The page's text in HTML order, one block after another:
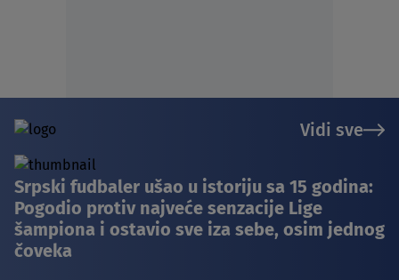
Vidi sve
Srpski fudbaler ušao u istoriju sa 15 godina:
Pogodio protiv najveće senzacije Lige
šampiona i ostavio sve iza sebe, osim jednog
čoveka